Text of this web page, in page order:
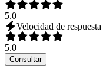
5.0
Velocidad de respuesta
5.0
Consultar